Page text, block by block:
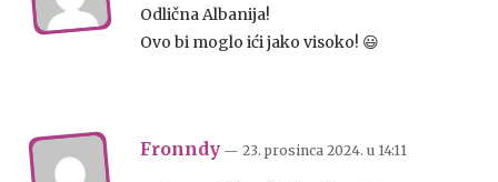
Odlična Albanija!
Ovo bi moglo ići jako visoko! 😃
Fronndy — 23. prosinca 2024. u 14:11